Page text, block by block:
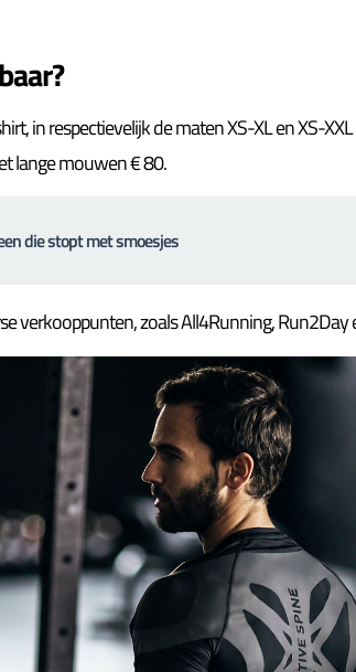
in respectievelijk de maten XS-XL en XS-
lange mouwen € 80.
die stopt met smoesjes
verkooppunten, zoals All4Running,